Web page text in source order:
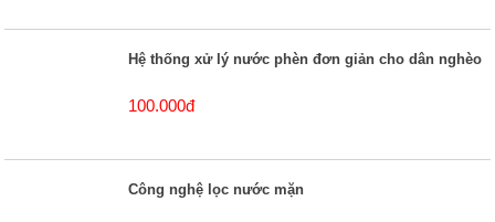
Hệ thống xử lý nước phèn đơn giản cho dân nghèo
100.000đ
Công nghệ lọc nước mặn